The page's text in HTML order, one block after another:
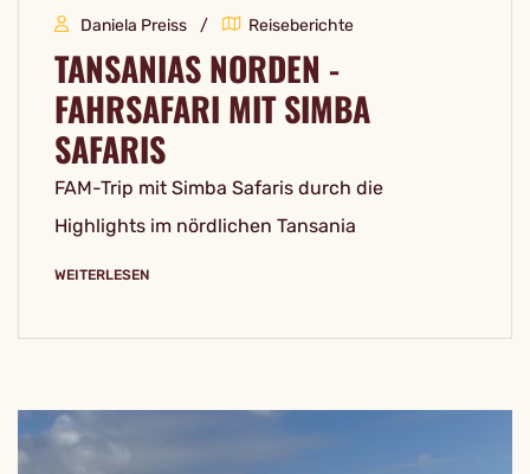
Daniela Preiss Reiseberichte
TANSANIAS NORDEN -
FAHRSAFARI MIT SIMBA
SAFARIS
FAM-Trip mit Simba Safaris durch die
Highlights im nördlichen Tansania
WEITERLESEN